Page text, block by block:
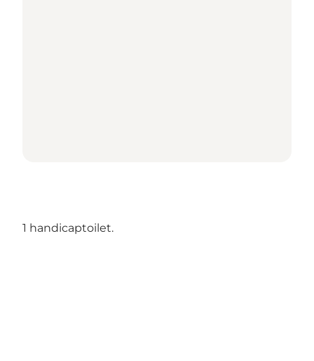
1 handicaptoilet.